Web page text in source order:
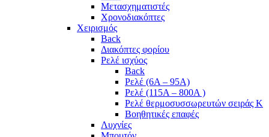
Μετασχηματιστές
Χρονοδιακόπτες
Χειρισμός
Back
Διακόπτες φορίου
Ρελέ ισχύος
Back
Ρελέ (6A – 95A)
Ρελέ (115A – 800A )
Ρελέ θερμοσυσσωρευτών σειράς Κ
Βοηθητικές επαφές
Λυχνίες